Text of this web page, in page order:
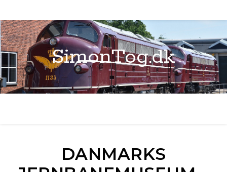
SimonTog.dk
DANMARKS